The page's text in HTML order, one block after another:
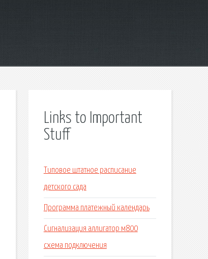
Links to Important
Stuff
Типовое штатное расписание
детского сада
Программа платежный календарь
Сигнализация аллигатор м800
схема подключения